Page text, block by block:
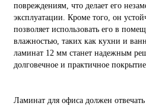
повреждениям, что делает его
эксплуатации. Кроме того, он
позволяет использовать его в
влажностью, таких как кухни и
ламинат 12 мм станет надежным
долговечное и практичное
Ламинат для офиса должен